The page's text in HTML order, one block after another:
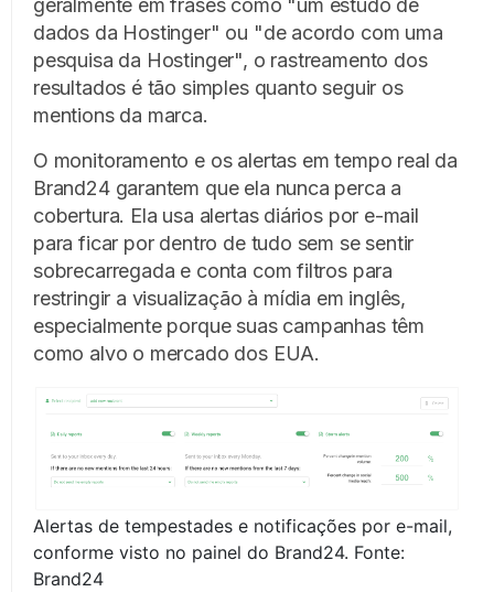
geralmente em frases como "um estudo de
dados da Hostinger" ou "de acordo com uma
pesquisa da Hostinger", o rastreamento dos
resultados é tão simples quanto seguir os
mentions da marca.
O monitoramento e os alertas em tempo real da
Brand24 garantem que ela nunca perca a
cobertura. Ela usa alertas diários por e-mail
para ficar por dentro de tudo sem se sentir
sobrecarregada e conta com filtros para
restringir a visualização à mídia em inglês,
especialmente porque suas campanhas têm
como alvo o mercado dos EUA.
Alertas de tempestades e notificações por e-mail,
conforme visto no painel do Brand24. Fonte:
Brand24